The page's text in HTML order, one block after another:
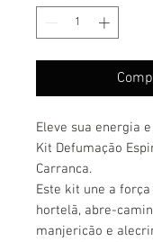
Eleve sua energia
Kit Defumação
Carranca.
Este kit une a
hortelã, abre-
manjericão e